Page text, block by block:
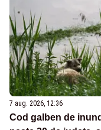
7 aug. 2026, 12:36
Cod galben de